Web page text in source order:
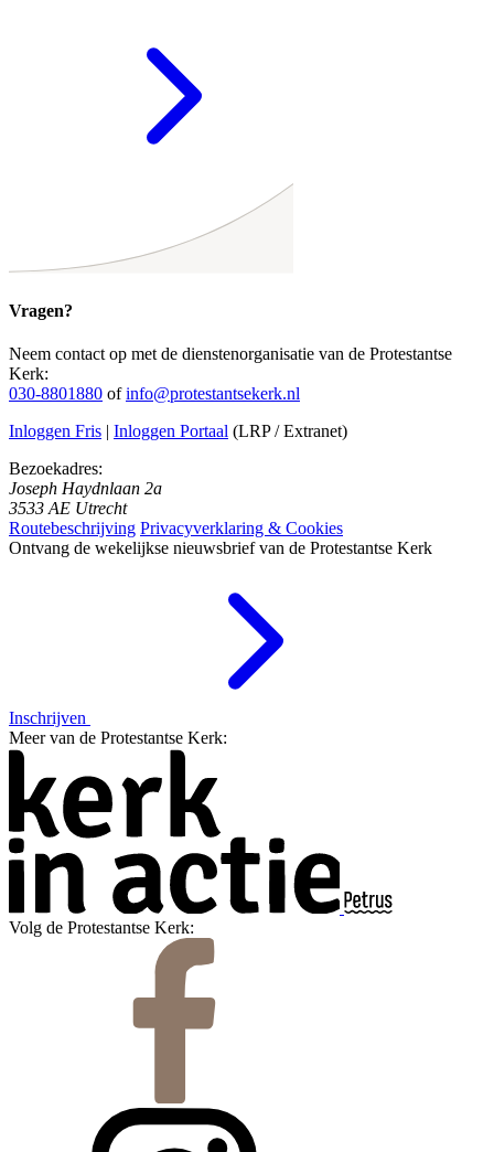
Vragen?
Neem contact op met de dienstenorganisatie van de Protestantse
Kerk:
030-8801880 ofinfo@protestantsekerk.nl
Inloggen Fris | Inloggen Portaal (LRP / Extranet)
Bezoekadres:
Joseph Haydnlaan 2a
3533 AE Utrecht
Routebeschrijving Privacyverklaring & Cookies
Ontvang de wekelijkse nieuwsbrief van de Protestantse Kerk
Inschrijven
Meer van de Protestantse Kerk:
Volg de Protestantse Kerk: